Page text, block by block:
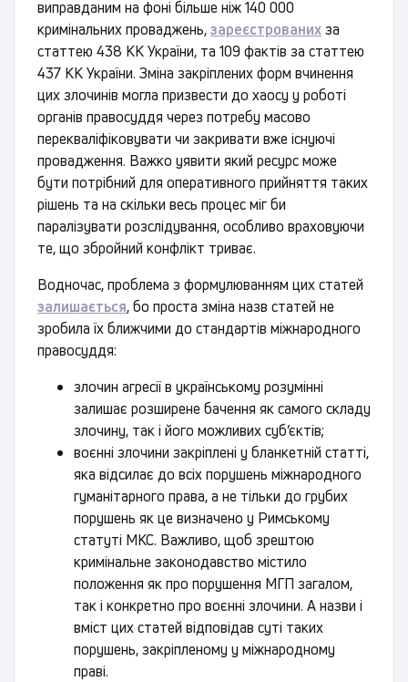
виправданим на фоні більше ніж 140 000
кримінальних проваджень,зареєстрованихза
статтею 438 КК України, та 109 фактів за статтею
437 КК України. Зміна закріплених форм вчинення
цих злочинів могла призвести до хаосу у роботі
органів правосуддя через потребу масово
перекваліфіковувати чи закривати вже існуючі
провадження. Важко уявити який ресурс може
бути потрібний для оперативного прийняття таких
рішень та на скільки весь процес міг би
паралізувати розслідування, особливо враховуючи
те, що збройний конфлікт триває.
Водночас, проблема з формулюванням цих статей
залишається, бо проста зміна назв статей не
зробила їх ближчими до стандартів міжнародного
правосуддя:
злочин агресії в українському розумінні
залишає розширене бачення як самого складу
злочину, так і його можливих суб’єктів;
воєнні злочини закріплені у бланкетній статті,
яка відсилає до всіх порушень міжнародного
гуманітарного права, а не тільки до грубих
порушень як це визначено у Римському
статуті МКС. Важливо, щоб зрештою
кримінальне законодавство містило
положення як про порушення МГП загалом,
так і конкретно про воєнні злочини. А назви і
вміст цих статей відповідав суті таких
порушень, закріпленому у міжнародному
праві.